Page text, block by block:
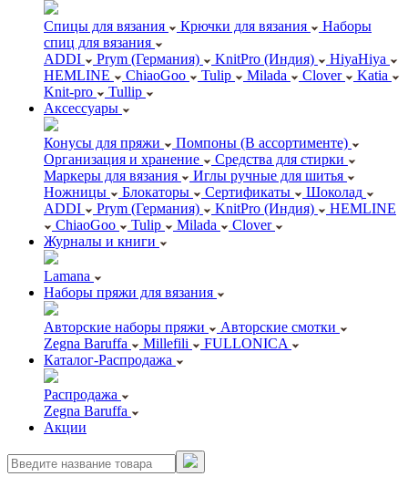
Спицы для вязания Крючки для вязания
Наборы
спиц для вязания
ADDI
Prym (Германия) KnitPro (Индия)
HiyaHiya
HEMLINE
ChiaoGoo Tulip Milada Clover
Katia
Knit-pro
Tullip
Аксессуары
Конусы для пряжи
Помпоны (В ассортименте)
Организация и хранение
Средства для стирки
Маркеры для вязания
Иглы ручные для шитья
Ножницы
Блокаторы Сертификаты
Шоколад
ADDI
Prym (Германия) KnitPro (Индия)
HEMLINE
ChiaoGoo
Tulip Milada
Clover
Журналы и книги
Lamana
Наборы пряжи для вязания
Авторские наборы пряжи
Авторские смотки
Zegna Baruffa
Millefili
FULLONICA
Каталог-Распродажа
Распродажа
Zegna Baruffa
Акции